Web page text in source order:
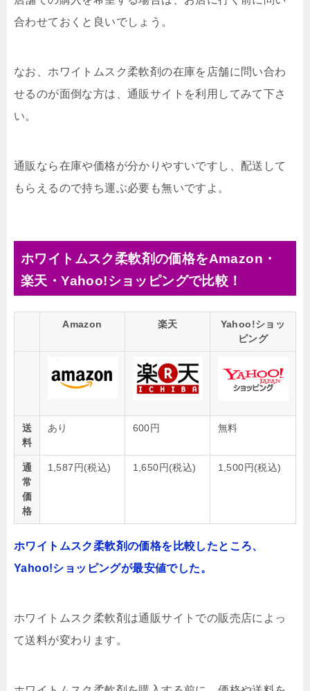
合わせておくと良いでしょう。
なお、ホワイトムスク柔軟剤の在庫を店舗に問い合わ
せるのが面倒な方は、通販サイトを利用してみて下さ
い。
通販なら在庫や価格が分かりやすいですし、配送して
もらえるので持ち運ぶ必要も無いですよ。
ホワイトムスク柔軟剤の価格をAmazon・
楽天・Yahoo!ショッピングで比較！
Amazon 楽天
Yahoo!ショッ
ピング
送
料
あり 600円 無料
通
常
価
格
1,587円(税込) 1,650円(税込) 1,500円(税込)
ホワイトムスク柔軟剤の価格を比較したところ、
Yahoo!ショッピングが最安値でした。
ホワイトムスク柔軟剤は通販サイトでの販売店によっ
て送料が変わります。